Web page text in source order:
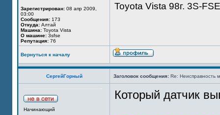
Зарегистрирован: 08 апр 2009,
03:00
Сообщения: 173
Откуда: Алтай
Машина: Toyota Vista
О машине: 3sfse
Репутация: 76
Toyota Vista 98г. 3S-FSE
Вернуться к началу
СергейГорный Заголовок сообщения: Re: Неисправность
Начинающий
Который датчик